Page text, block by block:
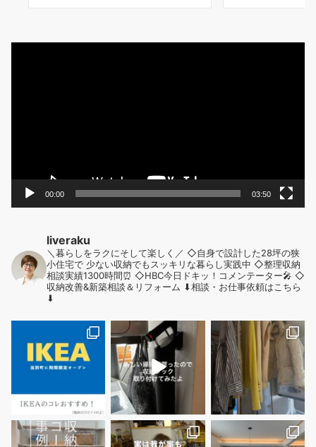
00:00 03:50
liveraku
＼暮らしをラクにそして楽しく／ ◇自身で設計した28坪の狭
小住宅で 少ない収納でもスッキリな暮らし実践中 ◇整理収納
相談実績1300時間⏰ ◇HBC今日ドキッ！コメンテーター🎤 ◇
収納改善&新築相談＆リフォーム ⬇︎相談・お仕事依頼はこちら
⬇︎